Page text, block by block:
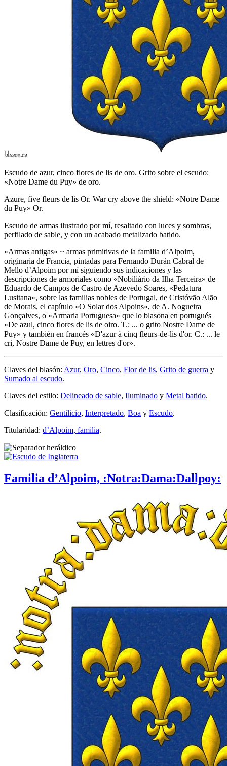
Escudo de azur, cinco flores de lis de oro. Grito sobre el escudo:
«Notre Dame du Puy» de oro.
Azure, five fleurs de lis Or. War cry above the shield: «Notre Dame
du Puy» Or.
Escudo de armas ilustrado por mí, resaltado con luces y sombras,
perfilado de sable, y con un acabado metalizado batido.
«Armas antigas» ~ armas primitivas de la familia d’Alpoim,
originaria de Francia, pintadas para Fernando Durán Cabral de
Mello d’Alpoim por mí siguiendo sus indicaciones y las
descripciones de armoriales como «Nobiliário da Ilha Terceira» de
Eduardo de Campos de Castro de Azevedo Soares, «Pedatura
Lusitana», sobre las familias nobles de Portugal, de Cristóvão Alão
de Morais, el capítulo «O Solar dos Alpoins», de A. Nogueira
Gonçalves, o «Armaria Portuguesa» que lo blasona en portugués
«De azul, cinco flores de lis de oiro. T.: ... o grito Nostre Dame de
Puy» y también en francés «D'azur à cinq fleurs-de-lis d'or. C.: ... le
cri, Nostre Dame de Puy, en lettres d'or».
Claves del blasón: Azur, Oro, Cinco, Flor de lis, Grito de guerra y
Sumado al escudo.
Claves del estilo: Delineado de sable, Iluminado y Metal batido.
Clasificación: Gentilicio, Interpretado, Boa y Escudo.
Titularidad: d’Alpoim, familia.
Familia d’Alpoim, :Notra:Dama:Dallpoy: